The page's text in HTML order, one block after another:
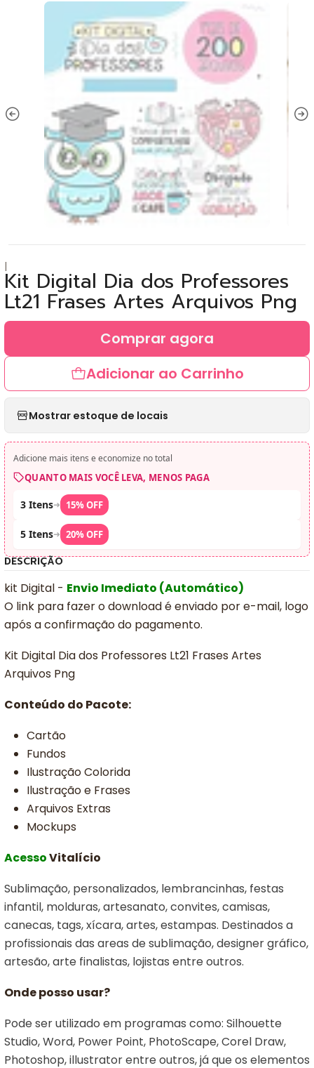
|Kit Digital Dia dos Professores
Lt21 Frases Artes Arquivos Png
Adicionar ao Carrinho
Comprar agora
Mostrar estoque de locais
Adicione mais itens e economize no total
QUANTO MAIS VOCÊ LEVA, MENOS PAGA
3 Itens➜ 15% OFF
5 Itens➜ 20% OFF
DESCRIÇÃO
kit Digital - Envio Imediato (Automático)
O link para fazer o download é enviado por e-mail, logo
após a confirmação do pagamento.
Kit Digital Dia dos Professores Lt21 Frases Artes
Arquivos Png
Conteúdo do Pacote:
Cartão
Fundos
Ilustração Colorida
Ilustração e Frases
Arquivos Extras
Mockups
AcessoVitalício
Sublimação, personalizados, lembrancinhas, festas
infantil, molduras, artesanato, convites, camisas,
canecas, tags, xícara, artes, estampas. Destinados a
profissionais das areas de sublimação, designer gráfico,
artesão, arte finalistas, lojistas entre outros.
Onde posso usar?
Pode ser utilizado em programas como: Silhouette
Studio, Word, Power Point, PhotoScape, Corel Draw,
Photoshop, illustrator entre outros, já que os elementos